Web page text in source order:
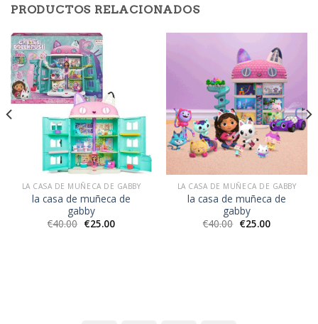
PRODUCTOS RELACIONADOS
LA CASA DE MUÑECA DE GABBY
la casa de muñeca de
gabby
€40.00 €25.00
LA CASA DE MUÑECA DE GABBY
la casa de muñeca de
gabby
€40.00 €25.00